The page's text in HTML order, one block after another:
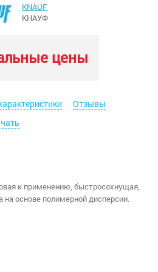
KNAUF
КНАУФ
цены
Отзывы
к применению, быстросохнущая,
на основе полимерной дисперсии.